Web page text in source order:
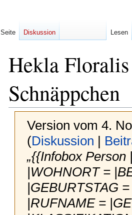
Hekla
Schnäppchen
Version vom 4.
(Diskussion |
„{{Infobox
|WOHNORT =
|GEBURTSTAG
|RUFNAME =
Seite Diskussion Lesen